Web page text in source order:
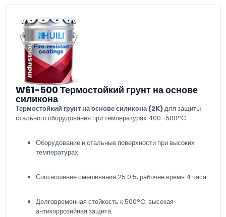
W61-500 Термостойкий грунт на основе
силикона
Термостойкий грунт на основе силикона (2K)для защиты
стального оборудования при температурах 400–500°C.
Оборудование и стальные поверхности при высоких
температурах.
Соотношение смешивания 25:0.5; рабочее время 4 часа.
Долговременная стойкость к 500°C; высокая
антикоррозийная защита.